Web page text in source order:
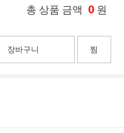
총 상품 금액 0 원
장바구니 찜